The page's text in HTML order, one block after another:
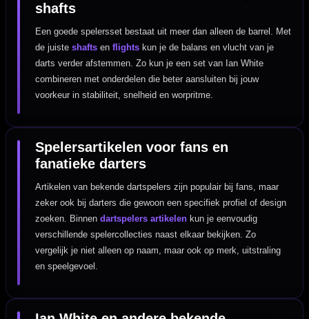
shafts
Een goede spelersset bestaat uit meer dan alleen de barrel. Met
de juisteshafts enflights kun je de balans en vlucht van je
darts verder afstemmen. Zo kun je een set van Ian White
combineren met onderdelen die beter aansluiten bij jouw
voorkeur in stabiliteit, snelheid en worpritme.
Spelersartikelen voor fans en
fanatieke darters
Artikelen van bekende dartspelers zijn populair bij fans, maar
zeker ook bij darters die gewoon een specifiek profiel of design
zoeken. Binnendartspelers artikelen kun je eenvoudig
verschillende spelercollecties naast elkaar bekijken. Zo
vergelijk je niet alleen op naam, maar ook op merk, uitstraling
en speelgevoel.